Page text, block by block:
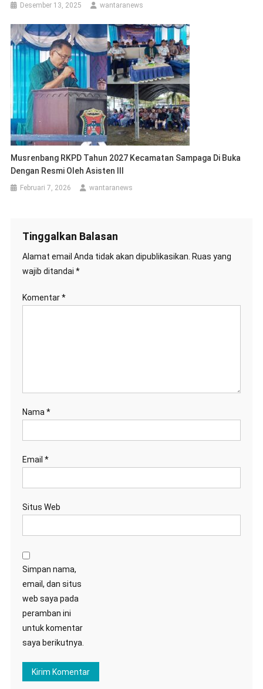
Desember 13, 2025 wantaranews
Musrenbang RKPD Tahun 2027 Kecamatan Sampaga Di Buka
Dengan Resmi Oleh Asisten III
Februari 7, 2026 wantaranews
Tinggalkan Balasan
Alamat email Anda tidak akan dipublikasikan. Ruas yang
wajib ditandai *
Komentar*
Nama *
Email *
Situs Web
Simpan nama,
email, dan situs
web saya pada
peramban ini
untuk komentar
saya berikutnya.